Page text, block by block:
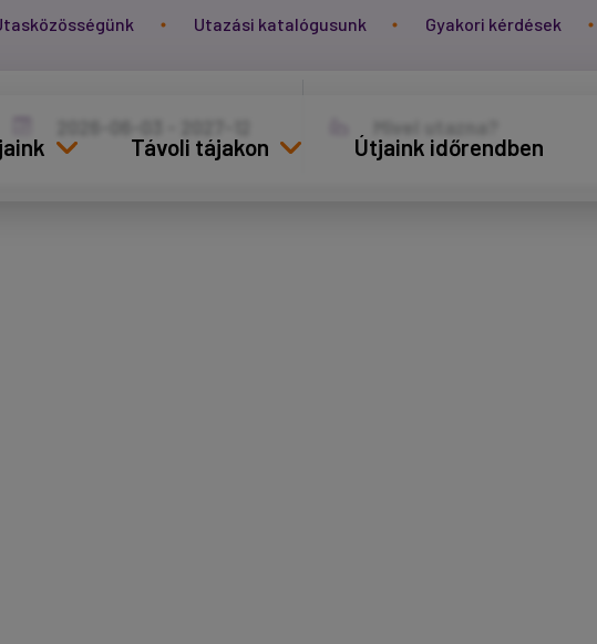
Utazási katalógusunk Gyakori kérdések
Távoli tájakon Útjaink időrendben